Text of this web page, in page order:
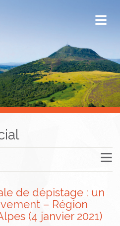
Alpes
de dépistage : un
– Région
(4 janvier 2021)